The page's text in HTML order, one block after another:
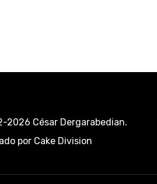
2026 César Dergarabedian.
porCake Division